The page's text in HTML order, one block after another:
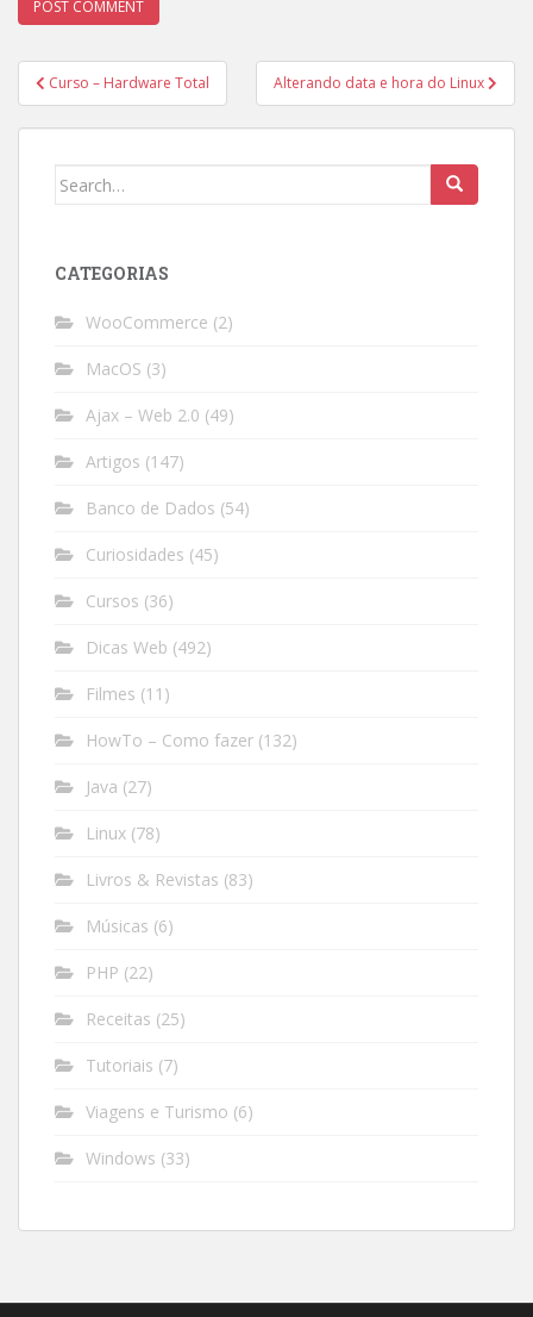
Post
navigation
Curso – Hardware Total Alterando data e hora do Linux
Search
CATEGORIAS
WooCommerce (2)
MacOS (3)
Ajax – Web 2.0 (49)
Artigos (147)
Banco de Dados (54)
Curiosidades (45)
Cursos (36)
Dicas Web (492)
Filmes (11)
HowTo – Como fazer (132)
Java (27)
Linux (78)
Livros & Revistas (83)
Músicas (6)
PHP (22)
Receitas (25)
Tutoriais (7)
Viagens e Turismo (6)
Windows (33)